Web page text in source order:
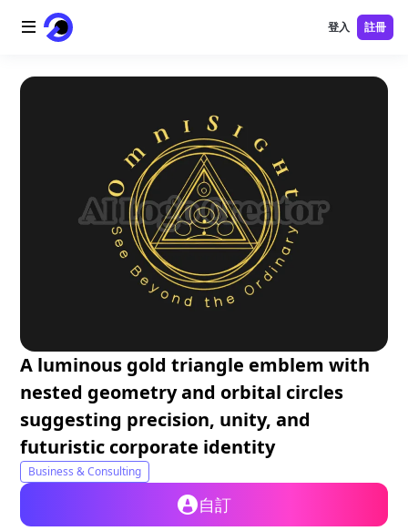
首頁
免費工具
登入 註冊
A luminous gold triangle emblem with
nested geometry and orbital circles
suggesting precision, unity, and
futuristic corporate identity
Business & Consulting
自訂